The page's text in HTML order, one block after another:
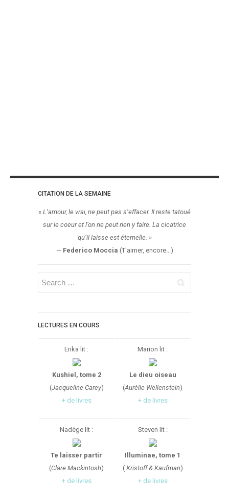
CITATION DE LA SEMAINE
« L’amour, le vrai, ne peut pas s’effacer. Il reste tatoué
sur le coeur et l’on ne peut rien y faire. La cicatrice
qu’il laisse est éternelle. »
— Federico Moccia (T'aimer, encore...)
LECTURES EN COURS
Erika lit :
Kushiel, tome 2
(Jacqueline Carey)
+ de livres
Marion lit :
Le dieu oiseau
(Aurélie Wellenstein)
+ de livres
Nadège lit :
Te laisser partir
(Clare Mackintosh)
+ de livres
Steven lit :
Illuminae, tome 1
(Kristoff & Kaufman)
+ de livres